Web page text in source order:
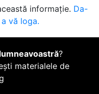
informație. Da-
vă loga.
?
materialele de